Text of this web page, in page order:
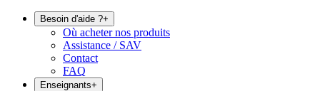
Besoin d'aide ?+
Où acheter nos produits
Assistance / SAV
Contact
FAQ
Enseignants+